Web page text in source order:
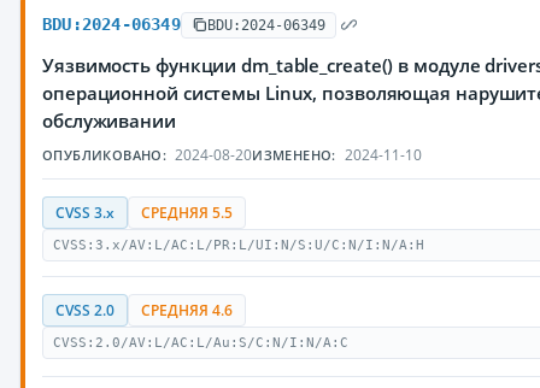
BDU:2024-06349 BDU:2024-06349
Уязвимость функции dm_table_create() в модуле
операционной системы Linux, позволяющая
обслуживании
ОПУБЛИКОВАНО: 2024-08-20ИЗМЕНЕНО: 2024-11-10
CVSS 3.x СРЕДНЯЯ 5.5
CVSS:3.x/AV:L/AC:L/PR:L/UI:N/S:U/C:N/I:N/A:H
CVSS 2.0 СРЕДНЯЯ 4.6
CVSS:2.0/AV:L/AC:L/Au:S/C:N/I:N/A:C